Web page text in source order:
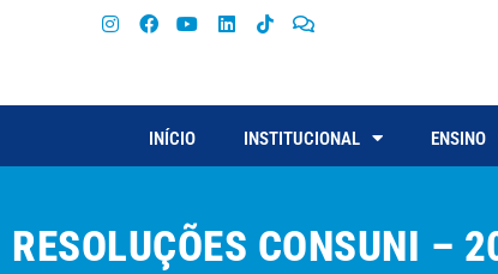
INÍCIO INSTITUCIONAL ENSINO
RESOLUÇÕES CONSUNI –